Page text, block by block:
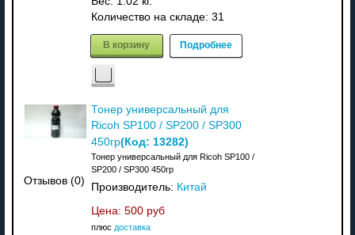
Количество на складе: 31
В корзину Подробнее
Отзывов (0)
Тонер универсальный для
Ricoh SP100 / SP200 / SP300
450гр(Код: 13282)
Тонер универсальный для Ricoh SP100 /
SP200 / SP300 450гр
Производитель: Китай
Цена: 500 руб
плюс доставка